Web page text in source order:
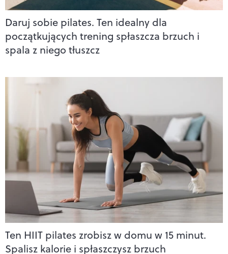
Daruj sobie pilates. Ten idealny dla
początkujących trening spłaszcza brzuch i
spala z niego tłuszcz
Ten HIIT pilates zrobisz w domu w 15 minut.
Spalisz kalorie i spłaszczysz brzuch